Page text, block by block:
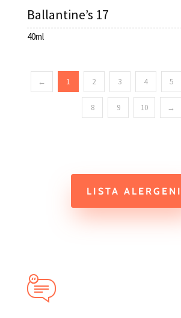
Ballantine’s 17
40ml
← 1 2 3 4 5
8 9 10 →
LISTA ALERGENI